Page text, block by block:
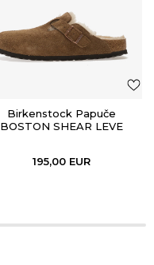
Birkenstock Papuče
BOSTON SHEAR LEVE
195,00 EUR